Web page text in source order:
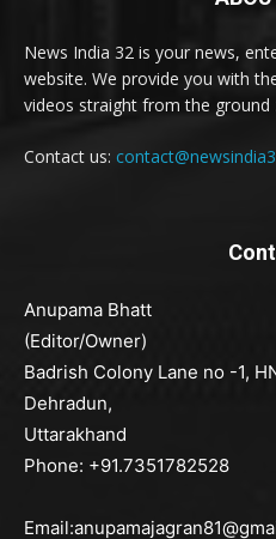
News India 32 is your news,
website. We provide you with
videos straight from the ground
Contact us:
Anupama Bhatt
(Editor/Owner)
Badrish Colony Lane no -1,
Dehradun,
Uttarakhand
Phone: +91.7351782528